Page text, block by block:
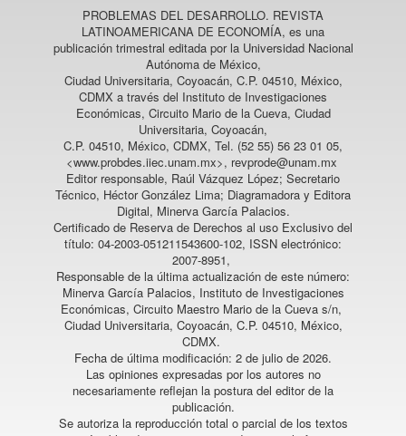
PROBLEMAS DEL DESARROLLO. REVISTA
LATINOAMERICANA DE ECONOMÍA, es una
publicación trimestral editada por la Universidad Nacional
Autónoma de México,
Ciudad Universitaria, Coyoacán, C.P. 04510, México,
CDMX a través del Instituto de Investigaciones
Económicas, Circuito Mario de la Cueva, Ciudad
Universitaria, Coyoacán,
C.P. 04510, México, CDMX, Tel. (52 55) 56 23 01 05,
<www.probdes.iiec.unam.mx>, revprode@unam.mx
Editor responsable, Raúl Vázquez López; Secretario
Técnico, Héctor González Lima; Diagramadora y Editora
Digital, Minerva García Palacios.
Certificado de Reserva de Derechos al uso Exclusivo del
título: 04-2003-051211543600-102, ISSN electrónico:
2007-8951,
Responsable de la última actualización de este número:
Minerva García Palacios, Instituto de Investigaciones
Económicas, Circuito Maestro Mario de la Cueva s/n,
Ciudad Universitaria, Coyoacán, C.P. 04510, México,
CDMX.
Fecha de última modificación: 2 de julio de 2026.
Las opiniones expresadas por los autores no
necesariamente reflejan la postura del editor de la
publicación.
Se autoriza la reproducción total o parcial de los textos